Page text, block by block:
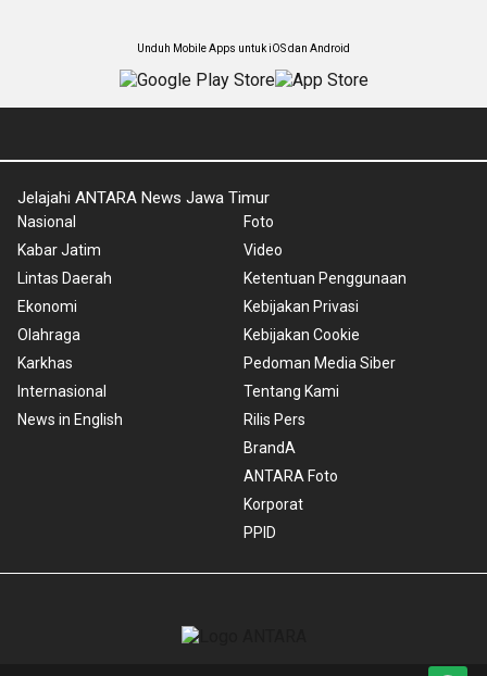
Unduh Mobile Apps untuk iOS dan Android
Jelajahi ANTARA News Jawa Timur
Nasional
Kabar Jatim
Lintas Daerah
Ekonomi
Olahraga
Karkhas
Internasional
News in English
Foto
Video
Ketentuan Penggunaan
Kebijakan Privasi
Kebijakan Cookie
Pedoman Media Siber
Tentang Kami
Rilis Pers
BrandA
ANTARA Foto
Korporat
PPID